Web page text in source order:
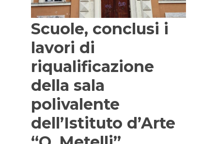
Scuole, conclusi i
lavori di
riqualificazione
della sala
polivalente
dell’Istituto d’Arte